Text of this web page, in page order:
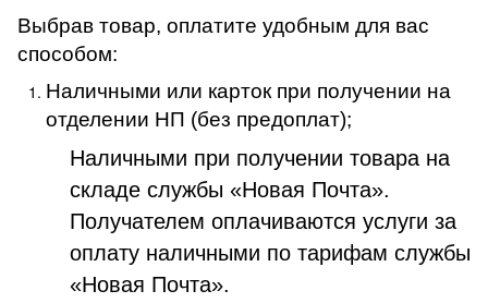
Выбрав товар, оплатите удобным для вас
способом:
Наличными или карток при получении на
отделении НП (без предоплат);
Наличными при получении товара на
складе службы «Новая Почта».
Получателем оплачиваются услуги за
оплату наличными по тарифам службы
«Новая Почта».